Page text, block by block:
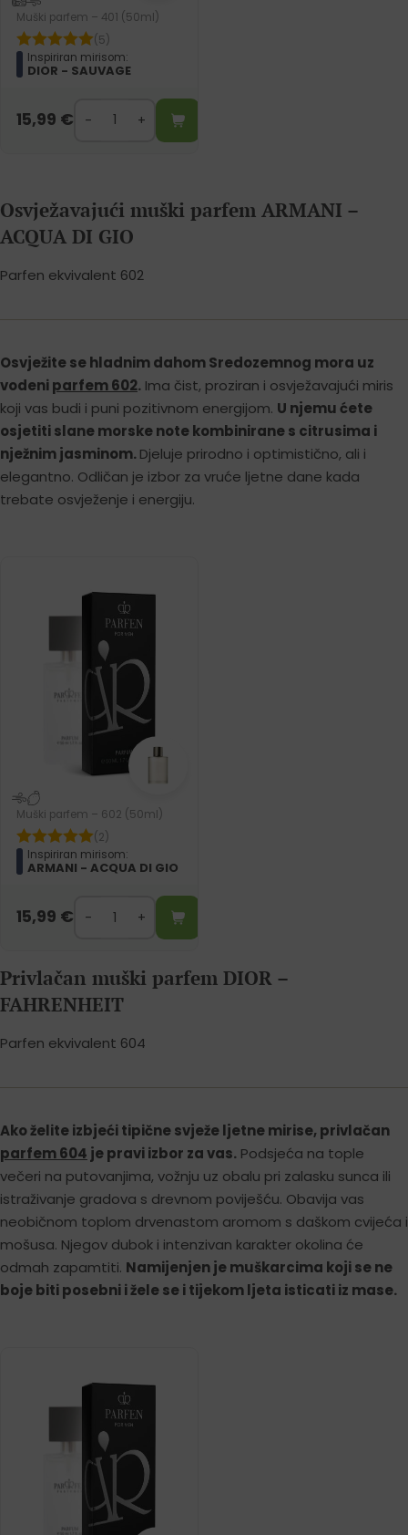
Muški parfem – 401 (50ml)
(5)
Inspiriran mirisom:
DIOR - SAUVAGE
15,99 €
Osvježavajući muški parfem ARMANI –
ACQUA DI GIO
Parfen ekvivalent 602
Osvježite se hladnim dahom Sredozemnog mora uz
vodeniparfem 602. Ima čist, proziran i osvježavajući miris
koji vas budi i puni pozitivnom energijom. U njemu ćete
osjetiti slane morske note kombinirane s citrusima i
nježnim jasminom.Djeluje prirodno i optimistično, ali i
elegantno. Odličan je izbor za vruće ljetne dane kada
trebate osvježenje i energiju.
Muški parfem – 602 (50ml)
(2)
Inspiriran mirisom:
ARMANI - ACQUA DI GIO
15,99 €
Privlačan muški parfem DIOR –
FAHRENHEIT
Parfen ekvivalent 604
Ako želite izbjeći tipične svježe ljetne mirise, privlačan
parfem 604 je pravi izbor za vas. Podsjeća na tople
večeri na putovanjima, vožnju uz obalu pri zalasku sunca ili
istraživanje gradova s drevnom poviješću. Obavija vas
neobičnom toplom drvenastom aromom s daškom cvijeća i
mošusa. Njegov dubok i intenzivan karakter okolina će
odmah zapamtiti. Namijenjen je muškarcima koji se ne
boje biti posebni i žele se i tijekom ljeta isticati iz mase.